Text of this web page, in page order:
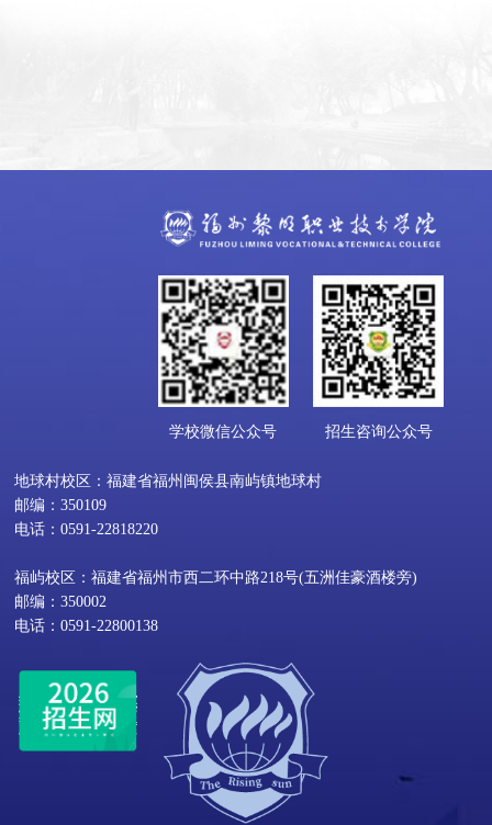
学校微信公众号 招生咨询公众号
地球村校区：福建省福州闽侯县南屿镇地球村
邮编：350109
电话：0591-22818220
福屿校区：福建省福州市西二环中路218号(五洲佳豪酒楼旁)
邮编：350002
电话：0591-22800138